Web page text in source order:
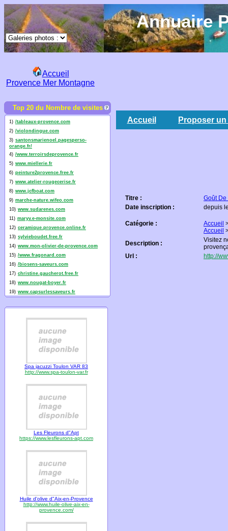
Annuaire
Accueil
Provence Mer Montagne
Top 20 du Nombre de visites
1) /tableaux-provence.com
2) /violondingue.com
3) santonsmarienoel.pagesperso-
orange.fr/
4) /www.terroirsdeprovence.fr
5) www.miellerie.fr
6) peinture2provence.free.fr
7) www.atelier-rougecerise.fr
8) www.jcfboat.com
9) marche-nature.wifeo.com
10) www.sudarenes.com
11) maryv.e-monsite.com
12) ceramique.provence.online.fr
13) sylvieboudet.free.fr
14) www.mon-olivier-de-provence.com
15) /www.fragonard.com
16) /biosens-saveurs.com
17) christine.gaucherot.free.fr
18) www.nougat-boyer.fr
19) www.capsurlessaveurs.fr
Spa jacuzzi Toulon VAR 83
http://www.spa-toulon-var.fr
Les Fleurons d"Apt
https://www.lesfleurons-apt.com
Huile d'olive d"Aix-en-Provence
http://www.huile-olive-aix-en-
provence.com/
Accueil Proposer
Titre :
Goût
Date inscription :
depuis
Catégorie : Accueil
Accueil
Description :
Visitez
Url :
http://